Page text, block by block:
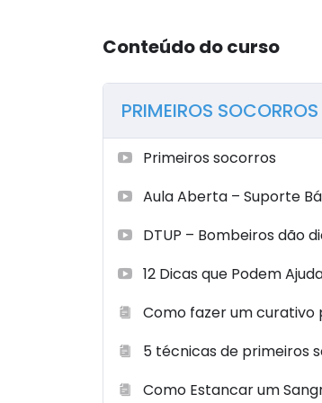
Conteúdo do curso
PRIMEIROS SOCORROS
Primeiros socorros
Aula Aberta – Suporte
DTUP – Bombeiros dão
12 Dicas que Podem
Como fazer um curativo
5 técnicas de primeiros
Como Estancar um